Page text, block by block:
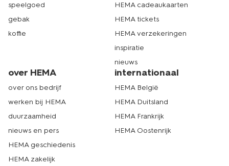
speelgoed
gebak
koffie
HEMA cadeaukaarten
HEMA tickets
HEMA verzekeringen
inspiratie
nieuws
over HEMA
over ons bedrijf
werken bij HEMA
duurzaamheid
nieuws en pers
HEMA geschiedenis
HEMA zakelijk
internationaal
HEMA België
HEMA Duitsland
HEMA Frankrijk
HEMA Oostenrijk